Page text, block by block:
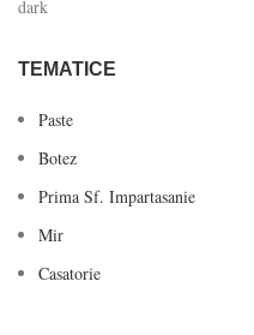
TEMATICE
Paste
Botez
Prima Sf. Impartasanie
Mir
Casatorie